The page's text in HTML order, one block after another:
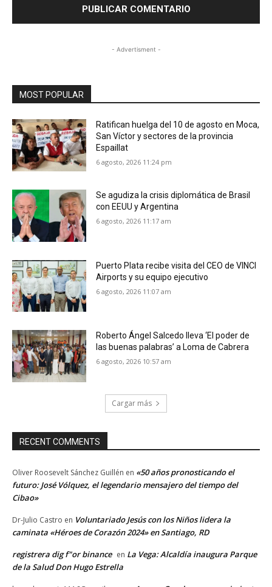
- Advertisment -
MOST POPULAR
Ratifican huelga del 10 de agosto en Moca,
San Víctor y sectores de la provincia
Espaillat
6 agosto, 2026 11:24 pm
Se agudiza la crisis diplomática de Brasil
con EEUU y Argentina
6 agosto, 2026 11:17 am
Puerto Plata recibe visita del CEO de VINCI
Airports y su equipo ejecutivo
6 agosto, 2026 11:07 am
Roberto Ángel Salcedo lleva ‘El poder de
las buenas palabras’ a Loma de Cabrera
6 agosto, 2026 10:57 am
Cargar más
RECENT COMMENTS
Oliver Roosevelt Sánchez Guillén en «50 años pronosticando el
futuro: José Vólquez, el legendario mensajero del tiempo del
Cibao»
Dr-Julio Castro en Voluntariado Jesús con los Niños lidera la
caminata «Héroes de Corazón 2024» en Santiago, RD
registrera dig f"or binance en La Vega: Alcaldía inaugura Parque
de la Salud Don Hugo Estrella